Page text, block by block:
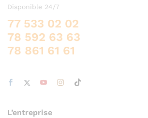
Disponible 24/7
77 533 02 02
78 592 63 63
78 861 61 61
L’entreprise